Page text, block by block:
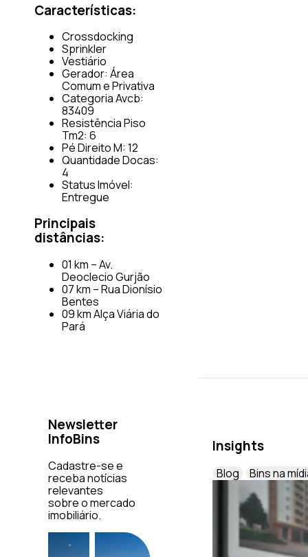
Características:
Crossdocking
Sprinkler
Vestiário
Gerador: Área
Comum e Privativa
Categoria Avcb:
83409
Resistência Piso
Tm2: 6
Pé Direito M: 12
Quantidade Docas:
4
Status Imóvel:
Entregue
Principais
distâncias:
01 km – Av.
Deoclecio Gurjão
07 km – Rua Dionísio
Bentes
09 km Alça Viária do
Pará
Newsletter
InfoBins
Cadastre-se e
receba notícias
relevantes
sobre o mercado
imobiliário.
Insights
Blog Bins na